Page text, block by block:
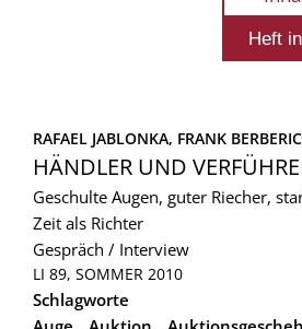
RAFAEL JABLONKA, FRANK
HÄNDLER UND
Geschulte Augen, guter Riecher,
Zeit als Richter
Gespräch / Interview
LI 89, SOMMER 2010
Schlagworte